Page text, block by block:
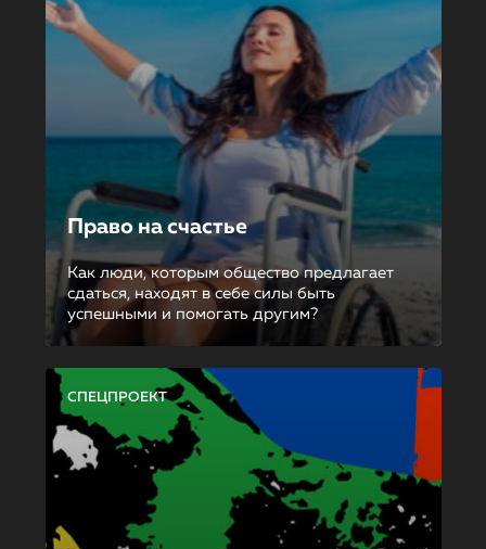
Право на счастье
Как люди, которым общество предлагает
сдаться, находят в себе силы быть
успешными и помогать другим?
СПЕЦПРОЕКТ